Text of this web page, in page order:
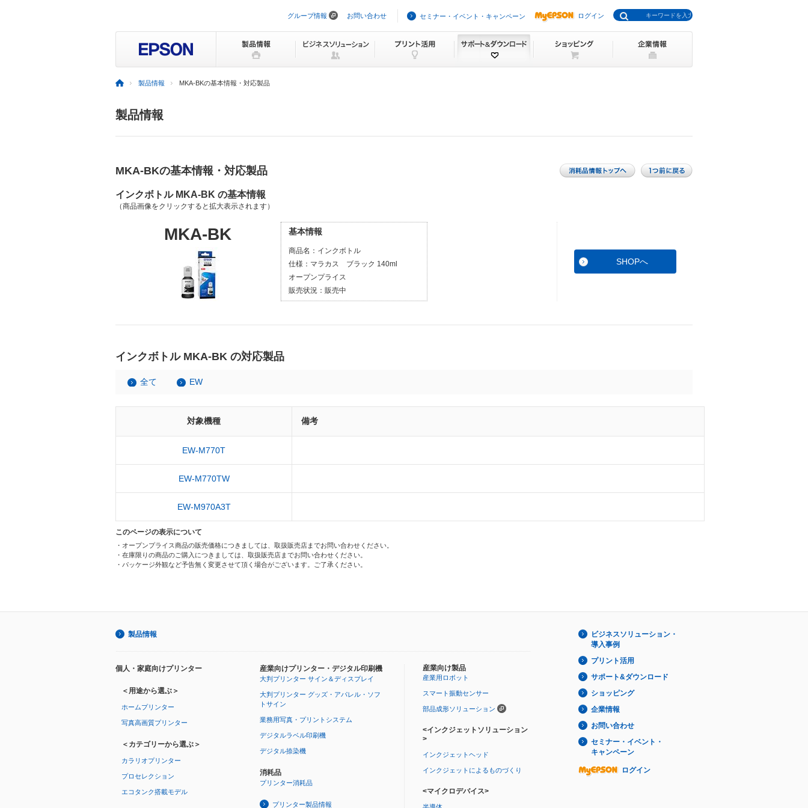
ビ
ョ
グループ情報 お問い合わせ セミナー・イベント・キャンペーン ログイン
製品情報 MKA-BKの基本情報・対応製品
製品情報
MKA-BKの基本情報・対応製品
インクボトル MKA-BK の基本情報
（商品画像をクリックすると拡大表示されます）
MKA-BK 基本情報
商品名： インクボトル
仕様： マラカス ブラック 140ml
オープンプライス
販売状況： 販売中
SHOPへ
インクボトル MKA-BK の対応製品
全て EW
対象機種 備考
EW-M770T
EW-M770TW
EW-M970A3T
このページの表示について
・オープンプライス商品の販売価格につきましては、取扱販売店までお問い合わせください。
・在庫限りの商品のご購入につきましては、取扱販売店までお問い合わせください。
・パッケージ外観など予告無く変更させて頂く場合がございます。ご了承ください。
製品情報
個人・家庭向けプリンター
＜用途から選ぶ＞
ホームプリンター
写真高画質プリンター
＜カテゴリーから選ぶ＞
カラリオプリンター
プロセレクション
エコタンク搭載モデル
産業向けプリンター・デジタル印刷機
大判プリンター サイン＆ディスプレイ
大判プリンター グッズ・アパレル・ソフ
トサイン
業務用写真・プリントシステム
デジタルラベル印刷機
デジタル捺染機
消耗品
プリンター消耗品
プリンター製品情報
産業向け製品
産業用ロボット
スマート振動センサー
部品成形ソリューション
<インクジェットソリューション
>
インクジェットヘッド
インクジェットによるものづくり
<マイクロデバイス>
ビジネスソリューション・
導入事例
プリント活用
サポート&ダウンロード
ショッピング
企業情報
お問い合わせ
セミナー・イベント・
キャンペーン
ログイン